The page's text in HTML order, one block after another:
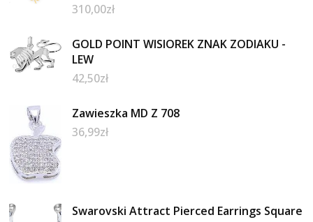
310,00zł
GOLD POINT WISIOREK ZNAK ZODIAKU -
LEW
42,50zł
Zawieszka MD Z 708
36,99zł
Swarovski Attract Pierced Earrings Square